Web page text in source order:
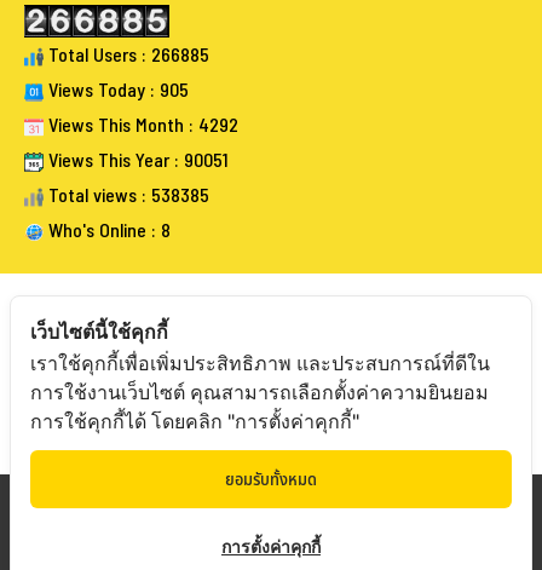
Total Users : 266885
Views Today : 905
Views This Month : 4292
Views This Year : 90051
Total views : 538385
Who's Online : 8
FOLLOW BANGKOKAUCTIONEERS
Copyright © 2019 Bangkokauctioneers | Credits
Powered by Bangkokauctioneers
เว็บไซต์นี้ใช้คุกกี้
เราใช้คุกกี้เพื่อเพิ่มประสิทธิภาพ และประสบการณ์ที่ดีใน
การใช้งานเว็บไซต์ คุณสามารถเลือกตั้งค่าความยินยอม
การใช้คุกกี้ได้ โดยคลิก "การตั้งค่าคุกกี้"
ยอมรับทั้งหมด
การตั้งค่าคุกกี้